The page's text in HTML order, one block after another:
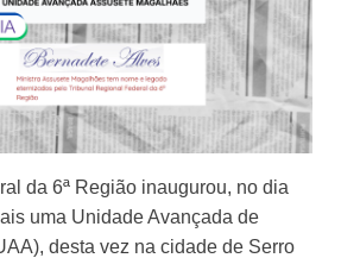
da 6ª Região inaugurou, no dia
uma Unidade Avançada de
desta vez na cidade de Serro